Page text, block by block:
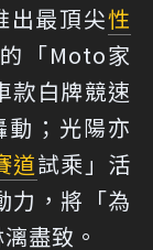
出最頂尖性
「Moto家
款白牌競速
動；光陽亦
道試乘」活
力，將「為
盡致。